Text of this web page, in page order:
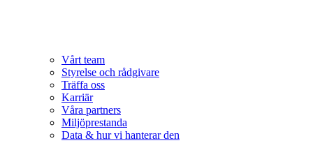
Vårt team
Styrelse och rådgivare
Träffa oss
Karriär
Våra partners
Miljöprestanda
Data & hur vi hanterar den